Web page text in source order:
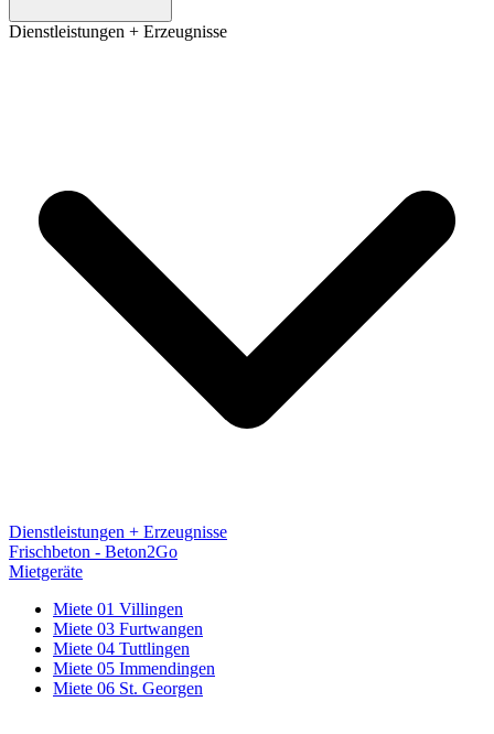
Dienstleistungen + Erzeugnisse
Dienstleistungen + Erzeugnisse
Frischbeton - Beton2Go
Mietgeräte
Miete 01 Villingen
Miete 03 Furtwangen
Miete 04 Tuttlingen
Miete 05 Immendingen
Miete 06 St. Georgen